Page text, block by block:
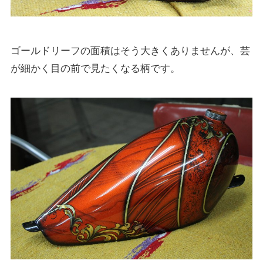
ゴールドリーフの面積はそう大きくありませんが、芸
が細かく目の前で見たくなる柄です。